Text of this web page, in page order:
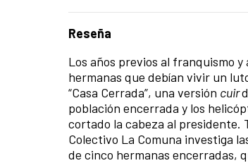
Reseña
Los años previos al franquismo
hermanas que debían vivir un
“Casa Cerrada”, una versión cuir
población encerrada y los
cortado la cabeza al presidente.
Colectivo La Comuna investiga
de cinco hermanas encerradas,